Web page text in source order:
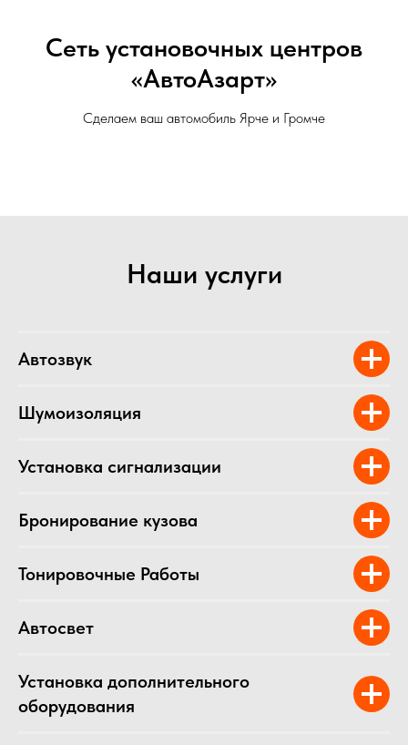
Сеть установочных центров
«АвтоАзарт»
Сделаем ваш автомобиль Ярче и Громче
Наши услуги
Автозвук
Шумоизоляция
Установка сигнализации
Бронирование кузова
Тонировочные Работы
Автосвет
Установка дополнительного
оборудования